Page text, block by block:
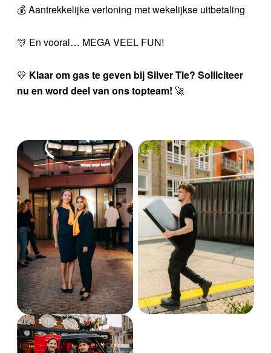
💰 Aantrekkelijke verloning met wekelijkse uitbetaling
🎊 En vooral… MEGA VEEL FUN!
💛 Klaar om gas te geven bij Silver Tie? Solliciteer
nu en word deel van ons topteam! 🚀